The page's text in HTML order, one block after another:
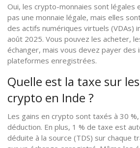
Oui, les crypto-monnaies sont légales
pas une monnaie légale, mais elles
des actifs numériques virtuels (VDAs)
août 2025. Vous pouvez les acheter,
échanger, mais vous devez payer
plateformes enregistrées.
Quelle est la taxe sur
crypto en Inde ?
Les gains en crypto sont taxés à 30 %,
déduction. En plus, 1 % de taxe est
déduite à la source (TDS) sur chaque